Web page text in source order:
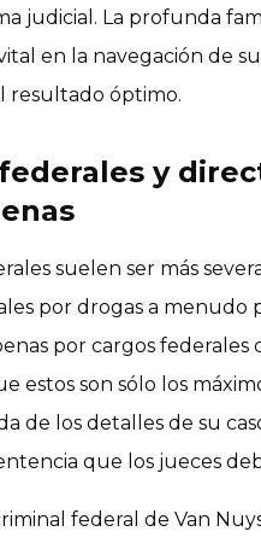
judicial. La profunda
en la navegación de
resultado óptimo.
y
suelen ser más
por drogas a menudo
por cargos
estos son sólo los
de los detalles de su
que los jueces
federal de Van